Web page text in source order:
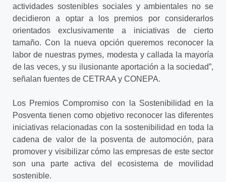
actividades sostenibles sociales y ambientales no se
decidieron a optar a los premios por considerarlos
orientados exclusivamente a iniciativas de cierto
tamaño. Con la nueva opción queremos reconocer la
labor de nuestras pymes, modesta y callada la mayoría
de las veces, y su ilusionante aportación a la sociedad”,
señalan fuentes de CETRAA y CONEPA.
Los Premios Compromiso con la Sostenibilidad en la
Posventa tienen como objetivo reconocer las diferentes
iniciativas relacionadas con la sostenibilidad en toda la
cadena de valor de la posventa de automoción, para
promover y visibilizar cómo las empresas de este sector
son una parte activa del ecosistema de movilidad
sostenible.